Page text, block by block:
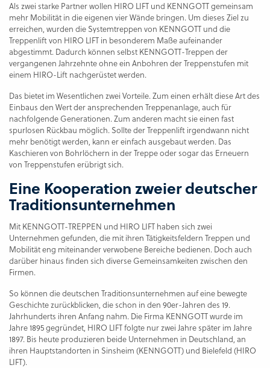
Als zwei starke Partner wollen HIRO LIFT und KENNGOTT gemeinsam
mehr Mobilität in die eigenen vier Wände bringen. Um dieses Ziel zu
erreichen, wurden die Systemtreppen von KENNGOTT und die
Treppenlift von HIRO LIFT in besonderem Maße aufeinander
abgestimmt. Dadurch können selbst KENNGOTT-Treppen der
vergangenen Jahrzehnte ohne ein Anbohren der Treppenstufen mit
einem HIRO-Lift nachgerüstet werden.
Das bietet im Wesentlichen zwei Vorteile. Zum einen erhält diese Art des
Einbaus den Wert der ansprechenden Treppenanlage, auch für
nachfolgende Generationen. Zum anderen macht sie einen fast
spurlosen Rückbau möglich. Sollte der Treppenlift irgendwann nicht
mehr benötigt werden, kann er einfach ausgebaut werden. Das
Kaschieren von Bohrlöchern in der Treppe oder sogar das Erneuern
von Treppenstufen erübrigt sich.
Eine Kooperation zweier deutscher
Traditionsunternehmen
Mit KENNGOTT-TREPPEN und HIRO LIFT haben sich zwei
Unternehmen gefunden, die mit ihren Tätigkeitsfeldern Treppen und
Mobilität eng miteinander verwobene Bereiche bedienen. Doch auch
darüber hinaus finden sich diverse Gemeinsamkeiten zwischen den
Firmen.
So können die deutschen Traditionsunternehmen auf eine bewegte
Geschichte zurückblicken, die schon in den 90er-Jahren des 19.
Jahrhunderts ihren Anfang nahm. Die Firma KENNGOTT wurde im
Jahre 1895 gegründet, HIRO LIFT folgte nur zwei Jahre später im Jahre
1897. Bis heute produzieren beide Unternehmen in Deutschland, an
ihren Hauptstandorten in Sinsheim (KENNGOTT) und Bielefeld (HIRO
LIFT).